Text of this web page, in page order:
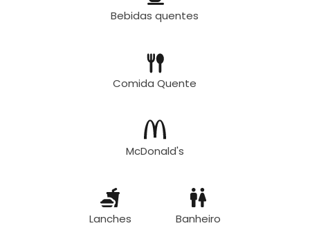
Bebidas quentes
Comida Quente
McDonald's
Lanches Banheiro